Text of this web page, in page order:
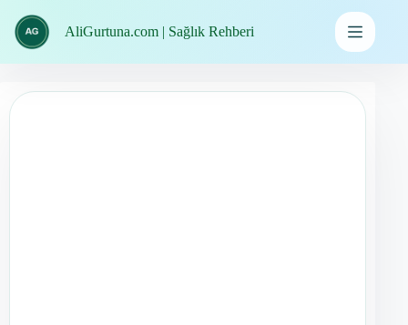
geç
AliGurtuna.com | Sağlık Rehberi